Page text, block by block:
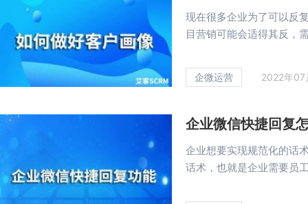
现在很多企业为了可以反
目营销可能会适得其反，
企微运营 2022年
企业微信快捷回复
企业想要实现规范化的话
话术，也就是企业需要员